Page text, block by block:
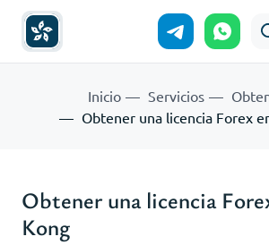
Inicio Servicios
Obtener una licencia Forex
Obtener una licencia
Kong